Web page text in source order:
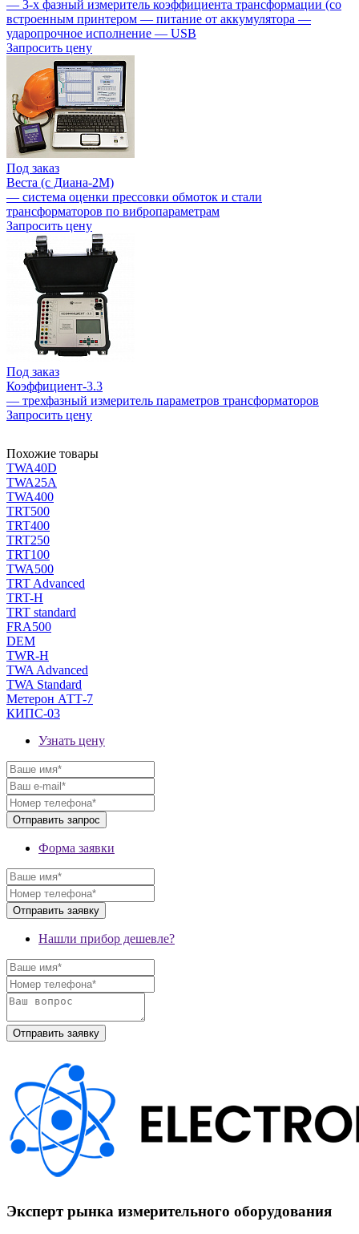
— 3-х фазный измеритель коэффициента трансформации (со
встроенным принтером — питание от аккумулятора —
ударопрочное исполнение — USB
Запросить цену
Под заказ
Веста (c Диана-2М)
— система оценки прессовки обмоток и стали
трансформаторов по вибропараметрам
Запросить цену
Под заказ
Коэффициент-3.3
— трехфазный измеритель параметров трансформаторов
Запросить цену
Похожие товары
TWA40D
TWA25A
TWA400
TRT500
TRT400
TRT250
TRT100
TWA500
TRT Advanced
TRT-H
TRT standard
FRA500
DEM
TWR-H
TWA Advanced
TWA Standard
Метерон АТТ-7
КИПС-03
Узнать цену
Форма заявки
Нашли прибор дешевле?
Эксперт рынка измерительного оборудования